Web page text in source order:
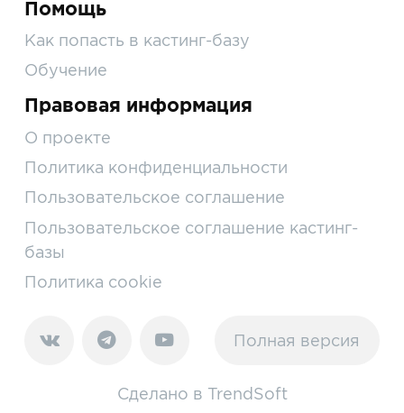
Помощь
Как попасть в кастинг-базу
Обучение
Правовая информация
О проекте
Политика конфиденциальности
Пользовательское соглашение
Пользовательское соглашение кастинг-
базы
Политика cookie
Полная версия
Сделано в TrendSoft